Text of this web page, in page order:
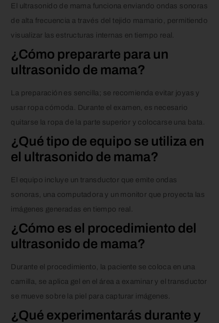
El ultrasonido de mama funciona enviando ondas sonoras
de alta frecuencia a través del tejido mamario, permitiendo
visualizar las estructuras internas en tiempo real.
¿Cómo prepararte para un
ultrasonido de mama?
La preparación es sencilla; se recomienda evitar joyas y
usar ropa cómoda. Durante el examen, es necesario
quitarse la ropa de la parte superior y colocarse una bata.
¿Qué tipo de equipo se utiliza en
el ultrasonido de mama?
El equipo incluye un transductor que emite ondas
sonoras, una computadora y un monitor que proyecta las
imágenes generadas en tiempo real.
¿Cómo es el procedimiento del
ultrasonido de mama?
Durante el procedimiento, la paciente se coloca en una
camilla, se aplica gel en el área a examinar y el transductor
se mueve sobre la piel para capturar imágenes.
¿Qué experimentarás durante y